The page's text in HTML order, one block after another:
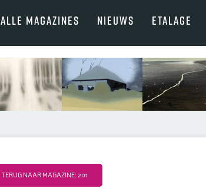
ALLE MAGAZINES NIEUWS ETALAGE
TERUG NAAR MAGAZINE: 201